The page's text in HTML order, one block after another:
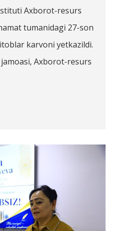
Axborot-resurs
tumanidagi 27-son
karvoni yetkazildi.
Axborot-resurs